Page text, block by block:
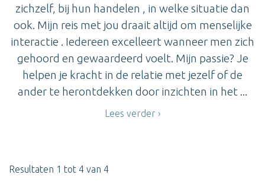
zichzelf, bij hun handelen , in welke situatie dan
ook. Mijn reis met jou draait altijd om menselijke
interactie . Iedereen excelleert wanneer men zich
gehoord en gewaardeerd voelt. Mijn passie? Je
helpen je kracht in de relatie met jezelf of de
ander te herontdekken door inzichten in het ...
Lees verder
Resultaten 1 tot 4 van 4